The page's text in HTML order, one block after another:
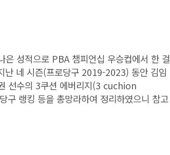
성적으로 PBA 챔피언십 우승컵에서 한 걸
네 시즌(프로당구 2019-2023) 동안 김임
선수의 3쿠션 에버리지(3 cuchion
랭킹 등을 총망라하여 정리하였으니 참고